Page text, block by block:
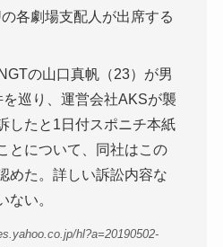
各劇場支配人が出席する
の山口真帆（23）が男
巡り、運営会社AKSが襲
したと1日付スポニチ本紙
とについて、同社はこの
めた。詳しい訴訟内容な
ない。
hl?a=20190502-